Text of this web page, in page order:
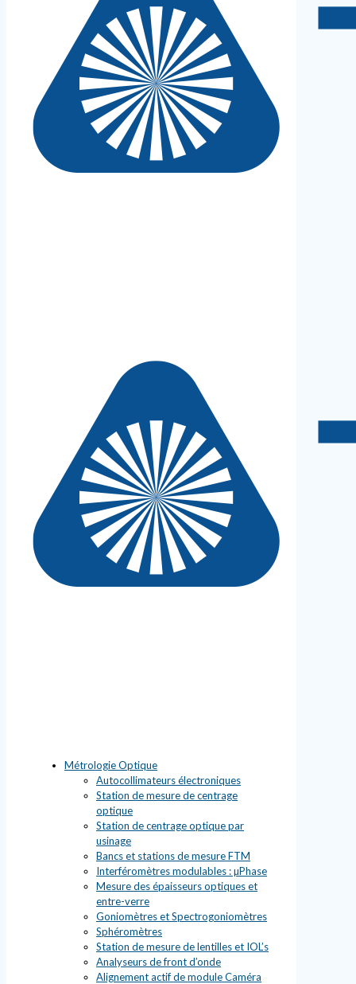
Métrologie Optique
Autocollimateurs électroniques
Station de mesure de centrage
optique
Station de centrage optique par
usinage
Bancs et stations de mesure FTM
Interféromètres modulables : µPhase
Mesure des épaisseurs optiques et
entre-verre
Goniomètres et Spectrogoniomètres
Sphéromètres
Station de mesure de lentilles et IOL’s
Analyseurs de front d’onde
Alignement actif de module Caméra